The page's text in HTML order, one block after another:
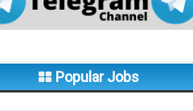
Popular Jobs